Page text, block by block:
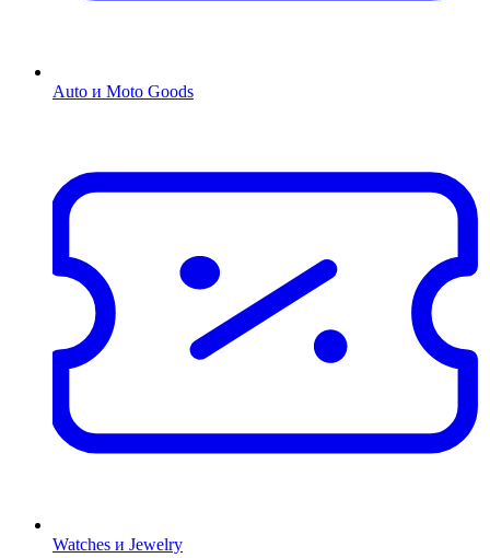
Auto и Moto Goods
Watches и Jewelry